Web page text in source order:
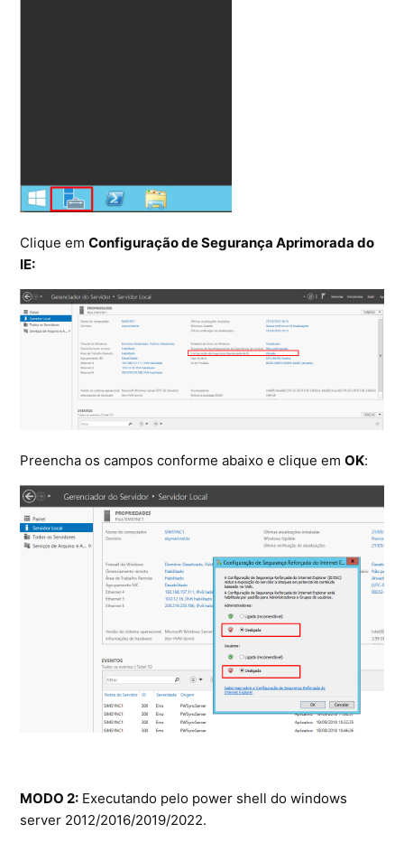
Interno - Procedimentos Internos
Interno - Skybox
Equipe Ativação
Microsoft SQL Server
Clique emConfiguração de Segurança Aprimorada do
IE:
Preencha os campos conforme abaixo e clique emOK:
MODO 2: Executando pelo power shell do windows
server 2012/2016/2019/2022.